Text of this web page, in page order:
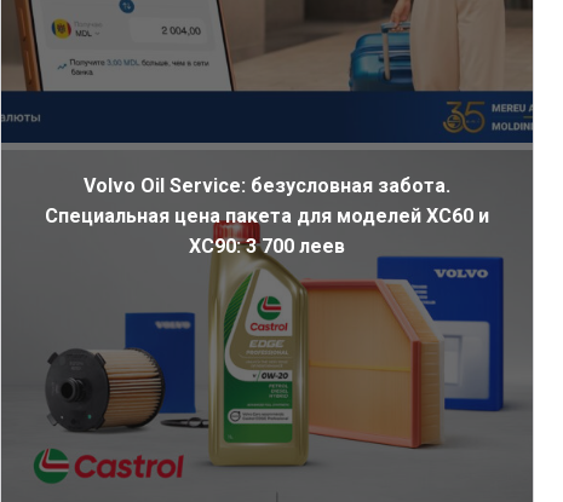
Volvo Oil Service: безусловная забота.
Специальная цена пакета для моделей XC60 и
XC90: 3 700 леев